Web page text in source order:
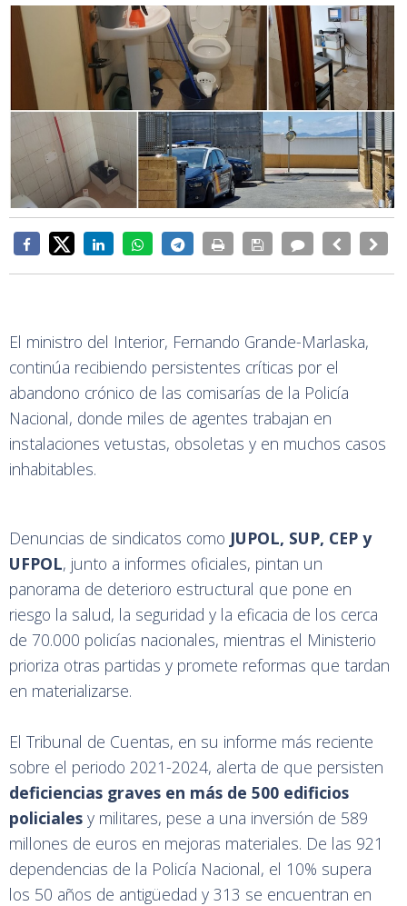
El ministro del Interior, Fernando Grande-Marlaska,
continúa recibiendo persistentes críticas por el
abandono crónico de las comisarías de la Policía
Nacional, donde miles de agentes trabajan en
instalaciones vetustas, obsoletas y en muchos casos
inhabitables.
Denuncias de sindicatos como JUPOL, SUP, CEP y
UFPOL, junto a informes oficiales, pintan un
panorama de deterioro estructural que pone en
riesgo la salud, la seguridad y la eficacia de los cerca
de 70.000 policías nacionales, mientras el Ministerio
prioriza otras partidas y promete reformas que tardan
en materializarse.
El Tribunal de Cuentas, en su informe más reciente
sobre el periodo 2021-2024, alerta de que persisten
deficiencias graves en más de 500 edificios
policiales y militares, pese a una inversión de 589
millones de euros en mejoras materiales. De las 921
dependencias de la Policía Nacional, el 10% supera
los 50 años de antigüedad y 313 se encuentran en